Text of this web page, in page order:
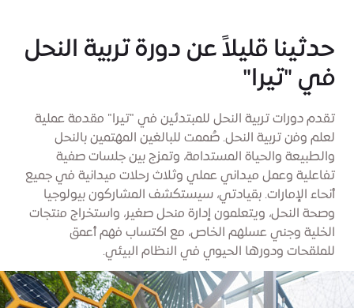
حدثينا قليلاً عن دورة تربية النحل
في "تيرا"
تقدم دورات تربية النحل للمبتدئين في "تيرا" مقدمة عملية
لعلم وفن تربية النحل. صُممت للبالغين المهتمين بالنحل
والطبيعة والحياة المستدامة، وتمزج بين جلسات صفية
تفاعلية وعمل ميداني عملي وثلاث رحلات ميدانية في جميع
أنحاء الإمارات. بقيادتي، سيستكشف المشاركون بيولوجيا
وصحة النحل، ويتعلمون إدارة منحل صغير، واستخراج منتجات
الخلية وجني عسلهم الخاص، مع اكتساب فهم أعمق
للملقحات ودورها الحيوي في النظام البيئي.